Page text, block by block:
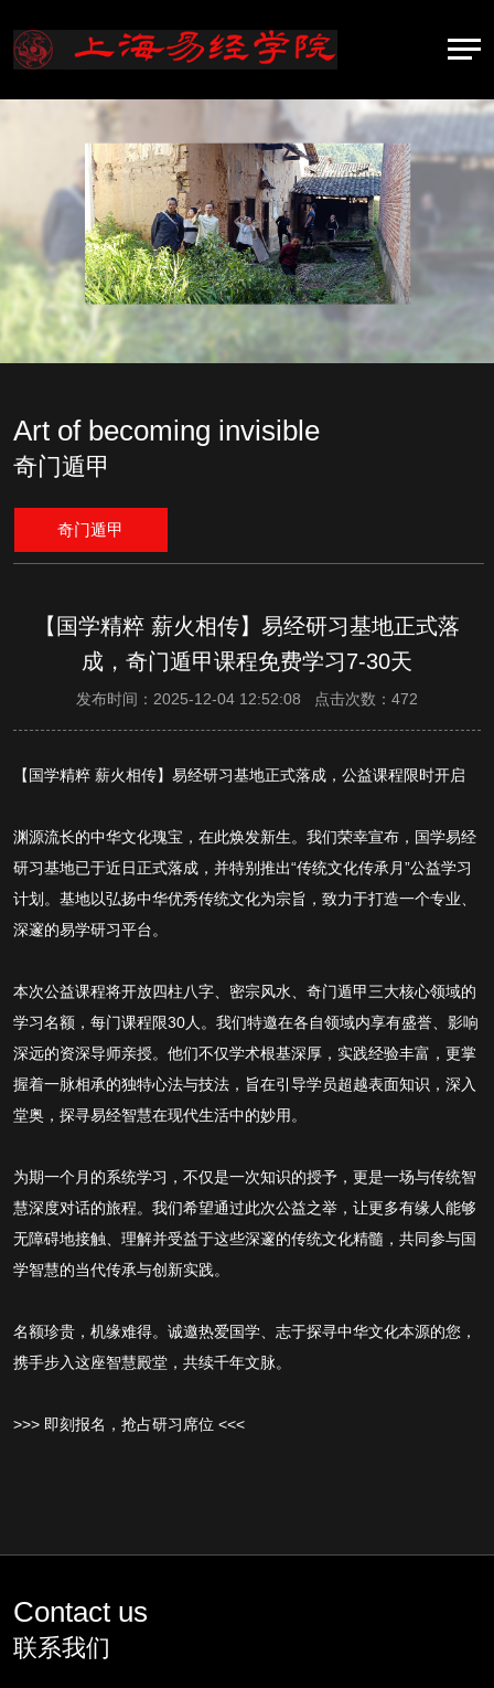
Art of becoming invisible
奇门遁甲
奇门遁甲
【国学精粹 薪火相传】易经研习基地正式落
成，奇门遁甲课程免费学习7-30天
发布时间：2025-12-04 12:52:08 点击次数：472
【国学精粹 薪火相传】易经研习基地正式落成，公益课程限时开启
渊源流长的中华文化瑰宝，在此焕发新生。我们荣幸宣布，国学易经
研习基地已于近日正式落成，并特别推出“传统文化传承月”公益学习
计划。基地以弘扬中华优秀传统文化为宗旨，致力于打造一个专业、
深邃的易学研习平台。
本次公益课程将开放四柱八字、密宗风水、奇门遁甲三大核心领域的
学习名额，每门课程限30人。我们特邀在各自领域内享有盛誉、影响
深远的资深导师亲授。他们不仅学术根基深厚，实践经验丰富，更掌
握着一脉相承的独特心法与技法，旨在引导学员超越表面知识，深入
堂奥，探寻易经智慧在现代生活中的妙用。
为期一个月的系统学习，不仅是一次知识的授予，更是一场与传统智
慧深度对话的旅程。我们希望通过此次公益之举，让更多有缘人能够
无障碍地接触、理解并受益于这些深邃的传统文化精髓，共同参与国
学智慧的当代传承与创新实践。
名额珍贵，机缘难得。诚邀热爱国学、志于探寻中华文化本源的您，
携手步入这座智慧殿堂，共续千年文脉。
>>> 即刻报名，抢占研习席位 <<<
Contact us
联系我们